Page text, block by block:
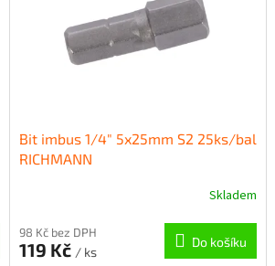
Bit imbus 1/4" 5x25mm S2 25ks/bal
RICHMANN
Skladem
98 Kč bez DPH
119 Kč / ks
Do košíku